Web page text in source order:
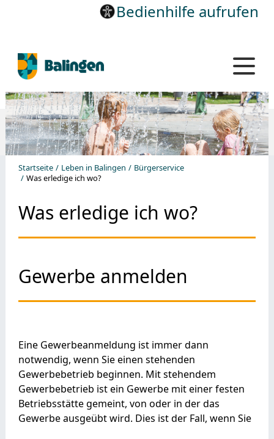
Bedienhilfe aufrufen
Startseite Leben in Balingen
Bürgerservice
Was erledige ich wo?
Was erledige ich wo?
Gewerbe anmelden
Eine Gewerbeanmeldung ist immer dann
notwendig, wenn Sie einen stehenden
Gewerbebetrieb beginnen. Mit stehendem
Gewerbebetrieb ist ein Gewerbe mit einer festen
Betriebsstätte gemeint, von oder in der das
Gewerbe ausgeübt wird. Dies ist der Fall, wenn Sie